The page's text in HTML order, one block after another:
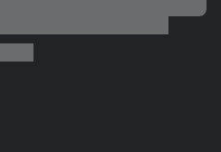
policiais...